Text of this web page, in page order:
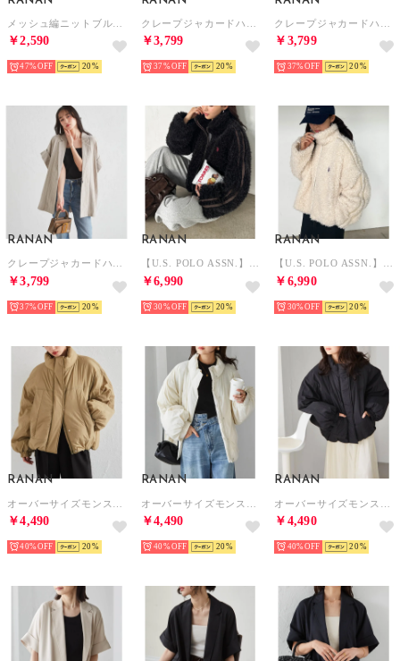
￥2,590
47% 20
￥3,799
37% 20
￥3,799
37% 20
RANAN
クレープジャカードハーフスリーブジャケット （ストライプ）
￥3,799
37% 20
RANAN
【U.S. POLO ASSN.】刺繍ボアブルゾン （ブラック）
￥6,990
30% 20
RANAN
【U.S. POLO ASSN.】刺繍ボアブルゾン （アイボリー）
￥6,990
30% 20
RANAN
￥4,490
40% 20
RANAN
￥4,490
40% 20
RANAN
￥4,490
40% 20